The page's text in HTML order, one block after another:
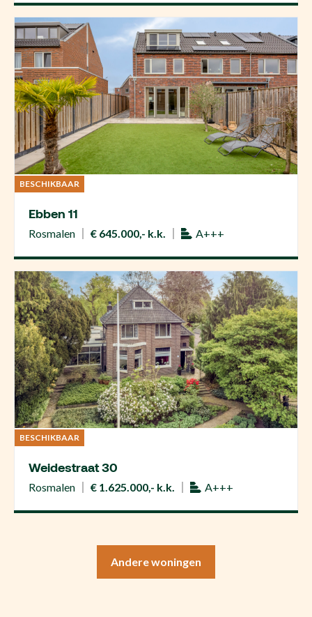
BESCHIKBAAR
Ebben 11
Rosmalen € 645.000,- k.k. A+++
BESCHIKBAAR
Weidestraat 30
Rosmalen € 1.625.000,- k.k. A+++
Andere woningen